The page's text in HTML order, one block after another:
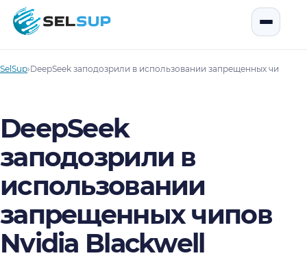
SelSup
SelSup›DeepSeek заподозрили в использовании запрещенных чипов
DeepSeek
заподозрили в
использовании
запрещенных чипов
Nvidia Blackwell